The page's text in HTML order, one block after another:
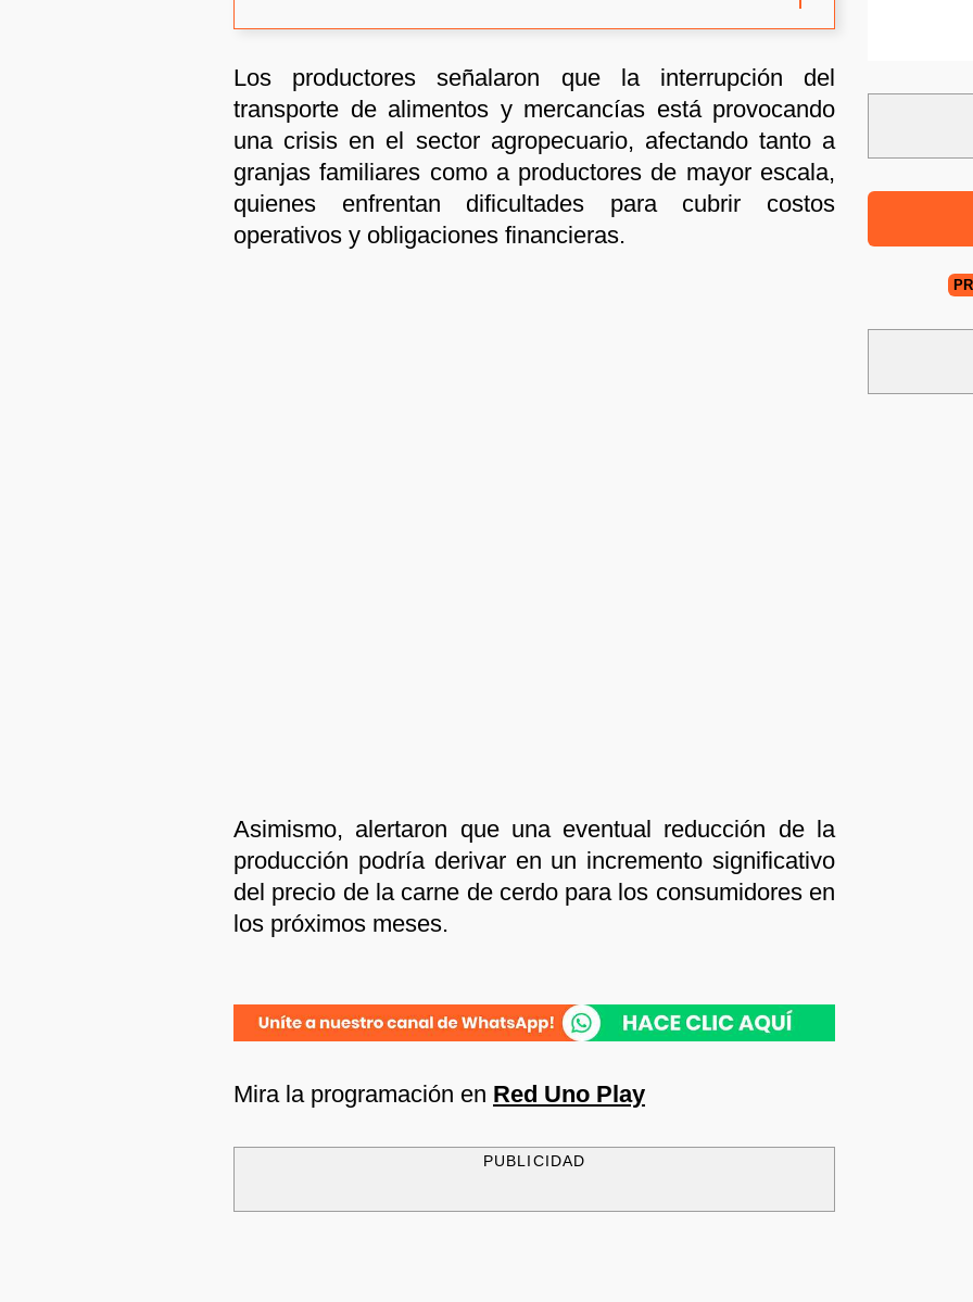
Los productores señalaron que la interrupción del
transporte de alimentos y mercancías está provocando
una crisis en el sector agropecuario, afectando tanto a
granjas familiares como a productores de mayor escala,
quienes enfrentan dificultades para cubrir costos
operativos y obligaciones financieras.
Asimismo, alertaron que una eventual reducción de la
producción podría derivar en un incremento significativo
del precio de la carne de cerdo para los consumidores en
los próximos meses.
Mira la programación en Red Uno Play
PUBLICIDAD